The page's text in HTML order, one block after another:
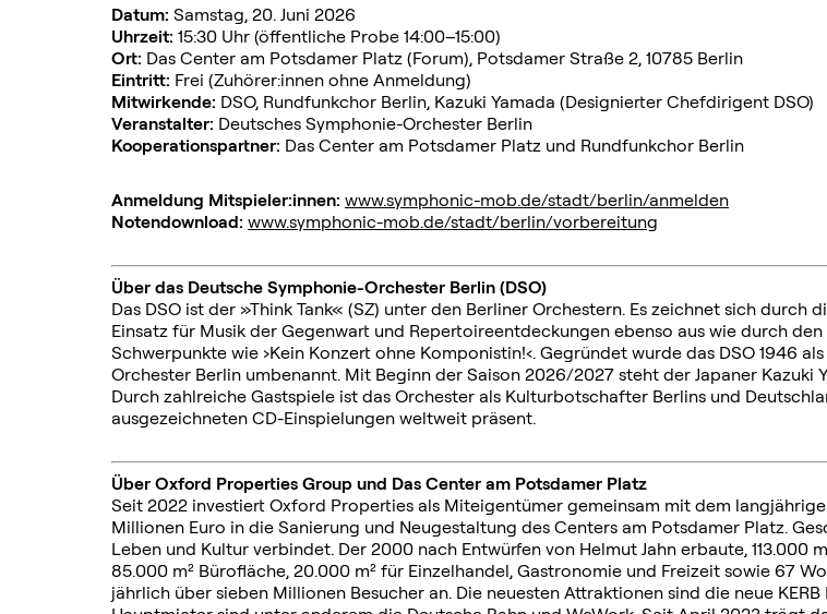
Datum: Samstag, 20. Juni 2026
Uhrzeit: 15:30 Uhr (öffentliche Probe 14:00–15:00)
Ort: Das Center am Potsdamer Platz (Forum), Potsdamer Straße 2, 10785 Berlin
Eintritt: Frei (Zuhörer:innen ohne Anmeldung)
Mitwirkende: DSO, Rundfunkchor Berlin, Kazuki Yamada (Designierter Chefdirigent DSO)
Veranstalter: Deutsches Symphonie-Orchester Berlin
Kooperationspartner: Das Center am Potsdamer Platz und Rundfunkchor Berlin
Anmeldung Mitspieler:innen: www.symphonic-mob.de/stadt/berlin/anmelden
Notendownload: www.symphonic-mob.de/stadt/berlin/vorbereitung
Über das Deutsche Symphonie-Orchester Berlin (DSO)
Das DSO ist der »Think Tank« (SZ) unter den Berliner Orchestern. Es zeichnet sich
Einsatz für Musik der Gegenwart und Repertoireentdeckungen ebenso aus wie durch
Schwerpunkte wie ›Kein Konzert ohne Komponistin!‹. Gegründet wurde das DSO 1946
Orchester Berlin umbenannt. Mit Beginn der Saison 2026/2027 steht der Japaner Kazuki
Durch zahlreiche Gastspiele ist das Orchester als Kulturbotschafter Berlins und
ausgezeichneten CD-Einspielungen weltweit präsent.
Über Oxford Properties Group und Das Center am Potsdamer Platz
Seit 2022 investiert Oxford Properties als Miteigentümer gemeinsam mit dem
Millionen Euro in die Sanierung und Neugestaltung des Centers am Potsdamer Platz.
Leben und Kultur verbindet. Der 2000 nach Entwürfen von Helmut Jahn erbaute,
85.000 m² Bürofläche, 20.000 m² für Einzelhandel, Gastronomie und Freizeit sowie 67
jährlich über sieben Millionen Besucher an. Die neuesten Attraktionen sind die neue